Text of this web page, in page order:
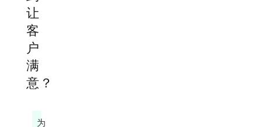
让
客
户
满
意？
为